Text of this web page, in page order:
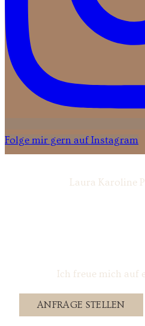
Folge mir gern auf Instagram
Laura Karoline
Ich freue mich auf
ANFRAGE STELLEN